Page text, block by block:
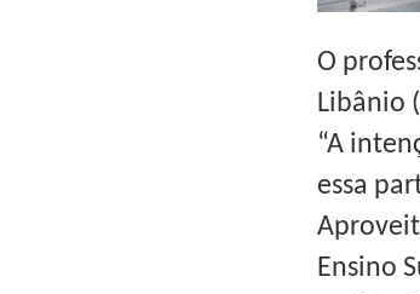
O
Libânio
“A
essa
Ensino